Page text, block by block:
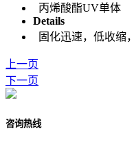
丙烯酸酯UV单体
Details
固化迅速，低收缩
上一页
下一页
咨询热线